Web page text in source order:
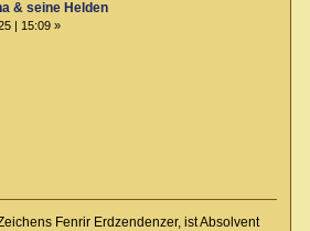
& seine Helden
| 15:09 »
Fenrir Erdzendenzer, ist Absolvent